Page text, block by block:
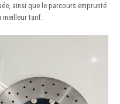
ainsi que le parcours emprunté
tarif.